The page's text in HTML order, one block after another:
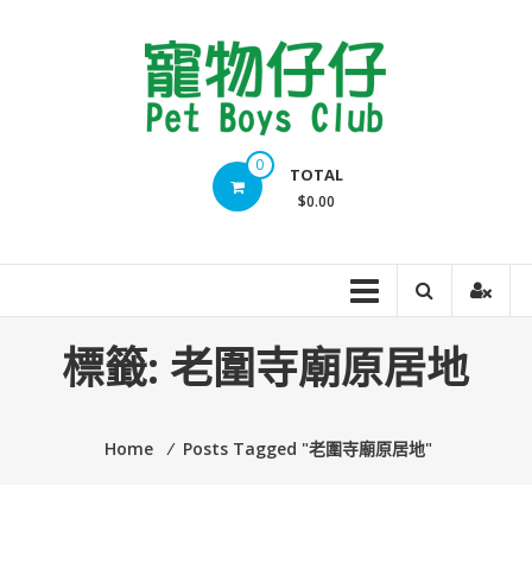
0 TOTAL
$0.00
標籤: 老圍寺廟原居地
Home ⁄ Posts Tagged "老圍寺廟原居地"